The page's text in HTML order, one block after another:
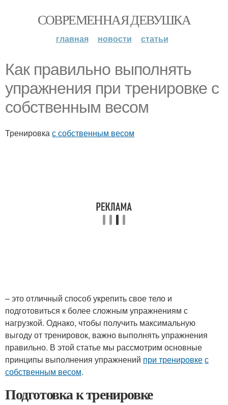
СОВРЕМЕННАЯ ДЕВУШКА
главная новости статьи
Как правильно выполнять
упражнения при тренировке с
собственным весом
Тренировкас собственным весом
– это отличный способ укрепить свое тело и
подготовиться к более сложным упражнениям с
нагрузкой. Однако, чтобы получить максимальную
выгоду от тренировок, важно выполнять упражнения
правильно. В этой статье мы рассмотрим основные
принципы выполнения упражнений при тренировкес
собственным весом.
Подготовка к тренировке